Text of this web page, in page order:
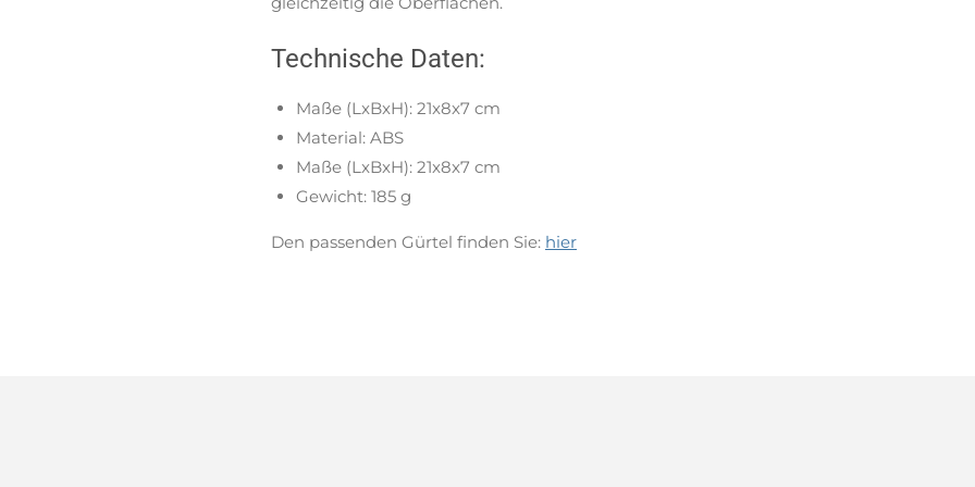
Technische Daten:
Maße (LxBxH): 21x8x7 cm
Material: ABS
Maße (LxBxH): 21x8x7 cm
Gewicht: 185 g
Den passenden Gürtel finden Sie: hier